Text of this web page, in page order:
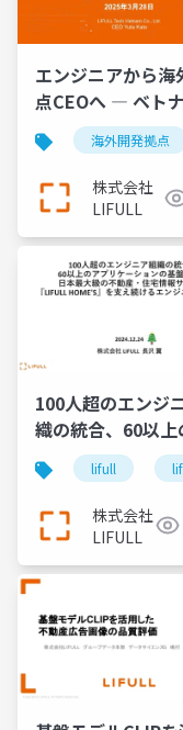
エンジニアから海
点CEOへ ― ベト
挑む組織づくりと
ーバル開発
海外開発拠点
株式会社
LIFULL
100人超のエンジ
織の統合、60以上
プリケーションの
集約、日本最大級
動産・住宅情報サ
『LIFULL
支え続けるエンジ
リング＿長沢翼
lifull
株式会社
LIFULL